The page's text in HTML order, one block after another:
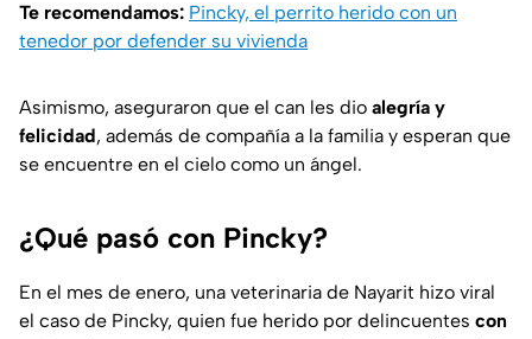
Te recomendamos: Pincky, el perrito herido con un
tenedor por defender su vivienda
Asimismo, aseguraron que el can les dio alegría y
felicidad, además de compañía a la familia y esperan que
se encuentre en el cielo como un ángel.
¿Qué pasó con Pincky?
En el mes de enero, una veterinaria de Nayarit hizo viral
el caso de Pincky, quien fue herido por delincuentes con